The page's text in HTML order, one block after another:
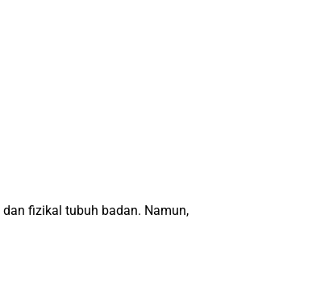
fizikal tubuh badan. Namun,